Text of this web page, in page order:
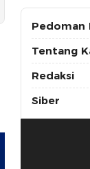
Pedoman
Tentang
Redaksi
Siber